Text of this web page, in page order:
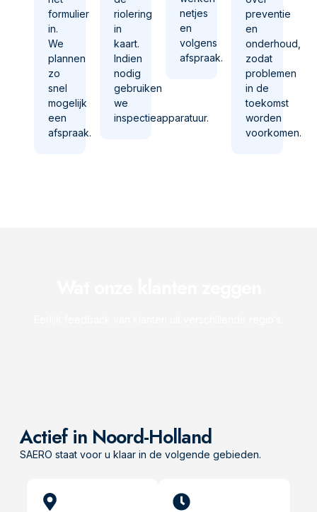
formulier
in.
We
plannen
zo
snel
mogelijk
een
afspraak.
riolering
in
kaart.
Indien
nodig
gebruiken
we
inspectieapparatuur.
netjes
en
volgens
afspraak.
preventie
en
onderhoud,
zodat
problemen
in de
toekomst
worden
voorkomen.
Actief in Noord-Holland
SAERO staat voor u klaar in de volgende gebieden.